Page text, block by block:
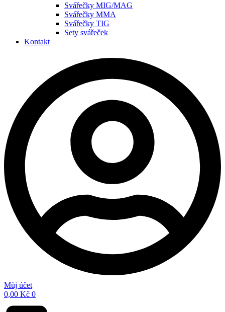
Svářečky MIG/MAG
Svářečky MMA
Svářečky TIG
Sety svářeček
Kontakt
Můj účet
0,00 Kč 0